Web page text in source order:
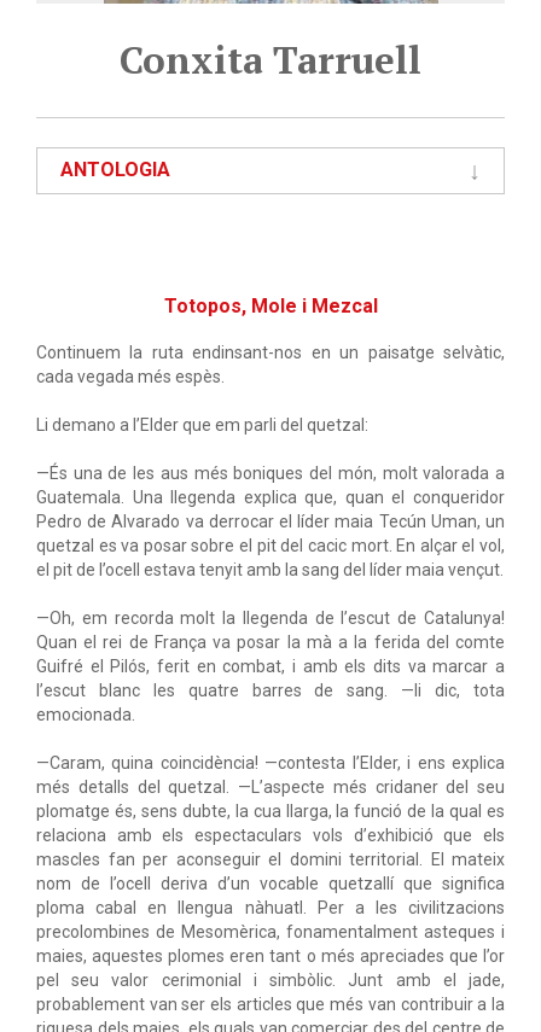
Conxita Tarruell
ANTOLOGIA
Totopos, Mole i Mezcal
Continuem la ruta endinsant-nos en un paisatge selvàtic,
cada vegada més espès.
Li demano a l’Elder que em parli del quetzal:
—És una de les aus més boniques del món, molt valorada a
Guatemala. Una llegenda explica que, quan el conqueridor
Pedro de Alvarado va derrocar el líder maia Tecún Uman, un
quetzal es va posar sobre el pit del cacic mort. En alçar el vol,
el pit de l’ocell estava tenyit amb la sang del líder maia vençut.
—Oh, em recorda molt la llegenda de l’escut de Catalunya!
Quan el rei de França va posar la mà a la ferida del comte
Guifré el Pilós, ferit en combat, i amb els dits va marcar a
l’escut blanc les quatre barres de sang. —li dic, tota
emocionada.
—Caram, quina coincidència! —contesta l’Elder, i ens explica
més detalls del quetzal. —L’aspecte més cridaner del seu
plomatge és, sens dubte, la cua llarga, la funció de la qual es
relaciona amb els espectaculars vols d’exhibició que els
mascles fan per aconseguir el domini territorial. El mateix
nom de l’ocell deriva d’un vocable quetzallí que significa
ploma cabal en llengua nàhuatl. Per a les civilitzacions
precolombines de Mesomèrica, fonamentalment asteques i
maies, aquestes plomes eren tant o més apreciades que l’or
pel seu valor cerimonial i simbòlic. Junt amb el jade,
probablement van ser els articles que més van contribuir a la